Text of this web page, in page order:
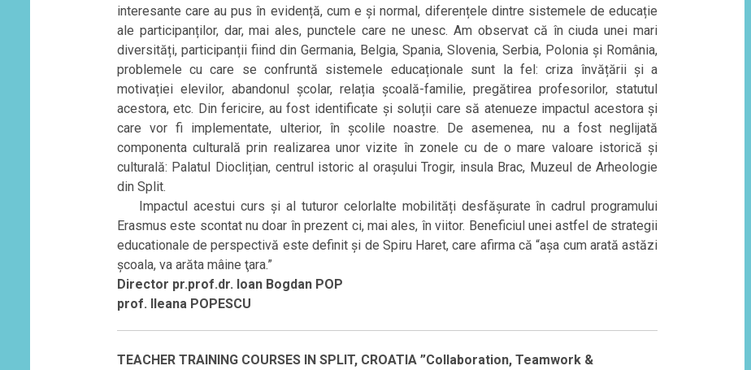
interesante care au pus în evidență, cum e și normal, diferențele dintre sistemele de educație
ale participanților, dar, mai ales, punctele care ne unesc. Am observat că în ciuda unei mari
diversități, participanții fiind din Germania, Belgia, Spania, Slovenia, Serbia, Polonia și România,
problemele cu care se confruntă sistemele educaționale sunt la fel: criza învățării și a
motivației elevilor, abandonul școlar, relația școală-familie, pregătirea profesorilor, statutul
acestora, etc. Din fericire, au fost identificate și soluții care să atenueze impactul acestora și
care vor fi implementate, ulterior, în școlile noastre. De asemenea, nu a fost neglijată
componenta culturală prin realizarea unor vizite în zonele cu de o mare valoare istorică și
culturală: Palatul Dioclițian, centrul istoric al orașului Trogir, insula Brac, Muzeul de Arheologie
din Split.
Impactul acestui curs și al tuturor celorlalte mobilități desfășurate în cadrul programului
Erasmus este scontat nu doar în prezent ci, mai ales, în viitor. Beneficiul unei astfel de strategii
educationale de perspectivă este definit și de Spiru Haret, care afirma că “așa cum arată astăzi
şcoala, va arăta mâine ţara.”
Director pr.prof.dr. Ioan Bogdan POP
prof. Ileana POPESCU
TEACHER TRAINING COURSES IN SPLIT, CROATIA ”Collaboration, Teamwork &